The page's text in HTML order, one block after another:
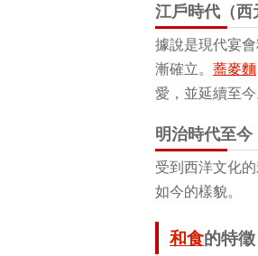
江戶時代（西
據說是現代宴
漸確立。 蕎麥麵
愛，並延續至今
明治時代至今
受到西洋文化
如今的樣貌。
和食的特徵